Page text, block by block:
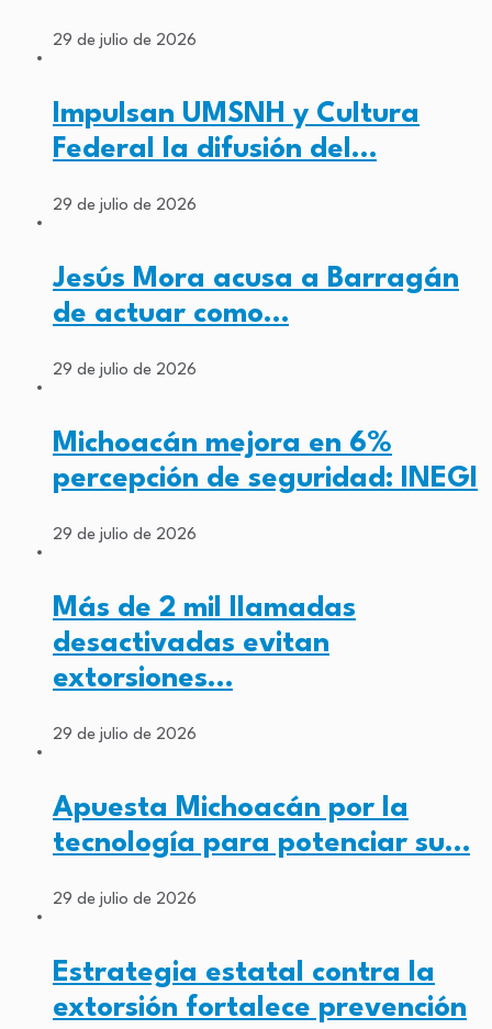
29 de julio de 2026
Impulsan UMSNH y Cultura
Federal la difusión del…
29 de julio de 2026
Jesús Mora acusa a Barragán
de actuar como…
29 de julio de 2026
Michoacán mejora en 6%
percepción de seguridad: INEGI
29 de julio de 2026
Más de 2 mil llamadas
desactivadas evitan
extorsiones…
29 de julio de 2026
Apuesta Michoacán por la
tecnología para potenciar su…
29 de julio de 2026
Estrategia estatal contra la
extorsión fortalece prevención